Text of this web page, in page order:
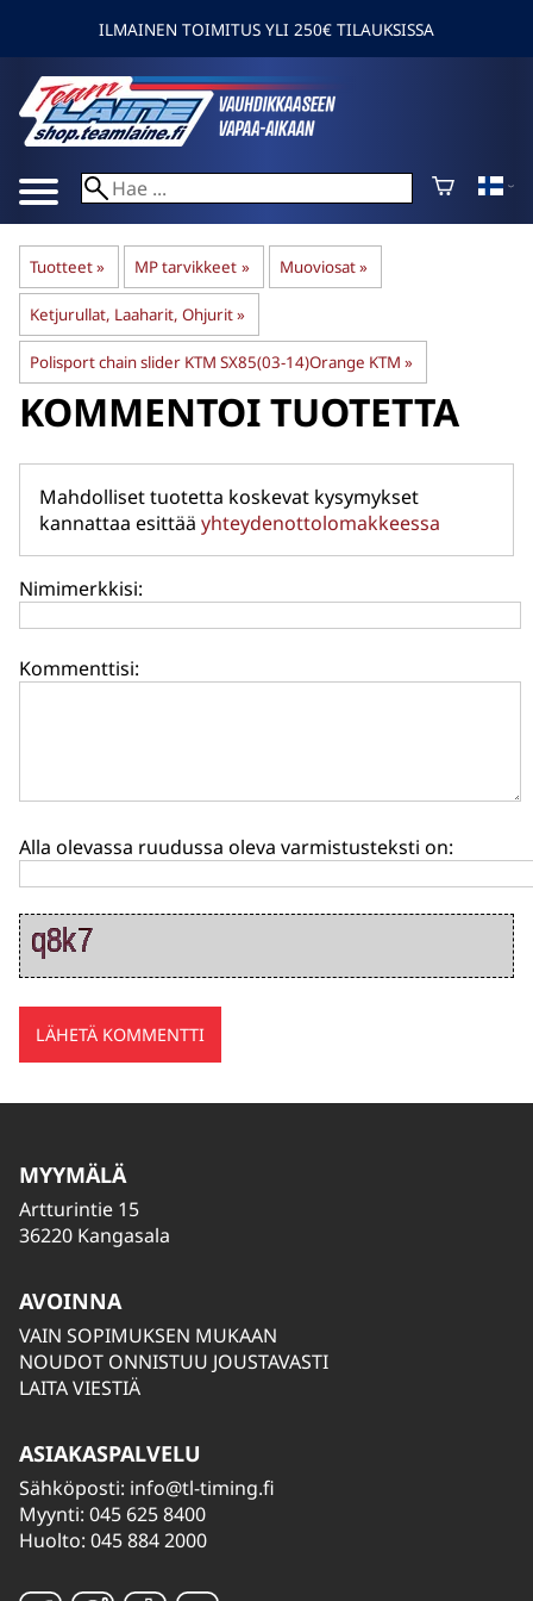
ILMAINEN TOIMITUS YLI 250€ TILAUKSISSA
Tuotteet‪» MP tarvikkeet ‪» Muoviosat‪»
Ketjurullat, Laaharit, Ohjurit‪»
Polisport chain slider KTM SX85(03-14)Orange KTM ‪»
KOMMENTOI TUOTETTA
Mahdolliset tuotetta koskevat kysymykset
kannattaa esittää yhteydenottolomakkeessa
Nimimerkkisi:
Kommenttisi:
Alla olevassa ruudussa oleva varmistusteksti on:
MYYMÄLÄ
Artturintie 15
36220 Kangasala
AVOINNA
VAIN SOPIMUKSEN MUKAAN
NOUDOT ONNISTUU JOUSTAVASTI
LAITA VIESTIÄ
ASIAKASPALVELU
Sähköposti: info@tl-timing.fi
Myynti: 045 625 8400
Huolto: 045 884 2000